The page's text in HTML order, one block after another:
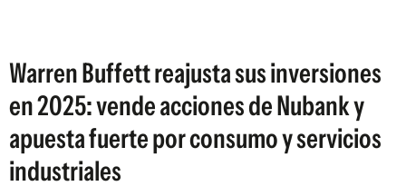
Warren Buffett reajusta sus inversiones
en 2025: vende acciones de Nubank y
apuesta fuerte por consumo y servicios
industriales